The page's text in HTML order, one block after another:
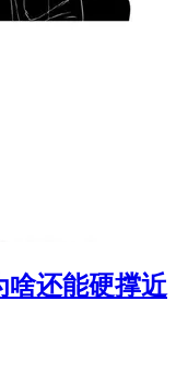
啥还能硬撑近